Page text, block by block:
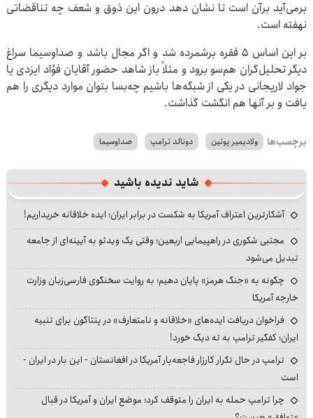
برمی‌آید برآن است تا نشان دهد درون این ذوق و شعف چه تناقضاتی
نهفته است.
بر این اساس ۵ فقره برشمرده شد و اگر مجال باشد و صداوسیما سراغ
دیگر تحلیل‌گران هم‌سو برود و مثلاً باز شاهد حضور آقایان فؤاد ایزدی یا
جواد لاریجانی در یکی از شبکه‌ها باشیم چه‌بسا بتوان موارد دیگری را هم
یافت و بر آنها هم انگشت گذاشت.
برچسب‌ها ولادیمیر پوتین دونالد ترامپ صداوسیما
شاید ندیده باشید
آشکارترین اعتراف آمریکا به شکست در برابر ایران؛ ایده خلاقانه خریداریم!
مجتبی شکوری در راهپیمایی اربعین؛ وقتی یک ویدئو به آیینه‌ای از جامعه
تبدیل می‌شود
چگونه به «جنگ هرمز» پایان دهیم؛ به روایت سخنگوی فارسی‌زبان وزارت
خارجه آمریکا
فراخوان دریافت ایده‌های «خلاقانه و نامتعارف» در پنتاگون برای تنبیه
ایران؛ کفگیر ترامپ به ته دیگ خورد!
ترامپ در حال تکرار کارزار فاجعه‌بار آمریکا در افغانستان - این بار در ایران -
است
چرا ترامپ حمله به ایران را متوقف کرد؛ موضع ایران و آمریکا در قبال